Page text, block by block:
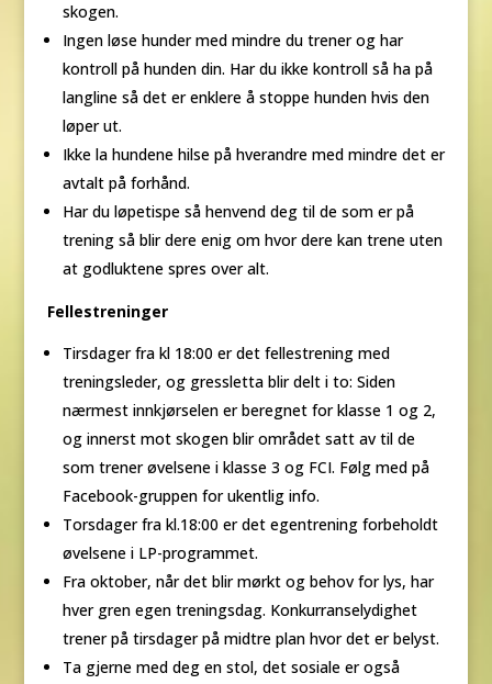
skogen.
Ingen løse hunder med mindre du trener og har
kontroll på hunden din. Har du ikke kontroll så ha på
langline så det er enklere å stoppe hunden hvis den
løper ut.
Ikke la hundene hilse på hverandre med mindre det er
avtalt på forhånd.
Har du løpetispe så henvend deg til de som er på
trening så blir dere enig om hvor dere kan trene uten
at godluktene spres over alt.
Fellestreninger
Tirsdager fra kl 18:00 er det fellestrening med
treningsleder, og gressletta blir delt i to: Siden
nærmest innkjørselen er beregnet for klasse 1 og 2,
og innerst mot skogen blir området satt av til de
som trener øvelsene i klasse 3 og FCI. Følg med på
Facebook-gruppen for ukentlig info.
Torsdager fra kl.18:00 er det egentrening forbeholdt
øvelsene i LP-programmet.
Fra oktober, når det blir mørkt og behov for lys, har
hver gren egen treningsdag. Konkurranselydighet
trener på tirsdager på midtre plan hvor det er belyst.
Ta gjerne med deg en stol, det sosiale er også